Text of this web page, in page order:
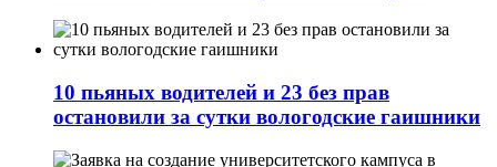
10 пьяных водителей и 23 без прав
остановили за сутки вологодские гаишники